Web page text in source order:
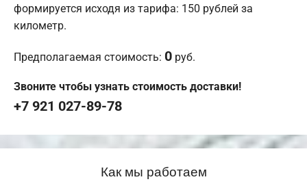
формируется исходя из тарифа: 150 рублей за
километр.
Предполагаемая стоимость: 0 руб.
Звоните чтобы узнать стоимость доставки!
+7 921 027-89-78
Как мы работаем